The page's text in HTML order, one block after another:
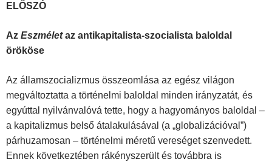
ELŐSZÓ
Az Eszméletaz antikapitalista-szocialista baloldal
örököse
Az államszocializmus összeomlása az egész világon
megváltoztatta a történelmi baloldal minden irányzatát, és
egyúttal nyilvánvalóvá tette, hogy a hagyományos baloldal –
a kapitalizmus belső átalakulásával (a „globalizációval”)
párhuzamosan – történelmi méretű vereséget szenvedett.
Ennek következtében rákényszerült és továbbra is